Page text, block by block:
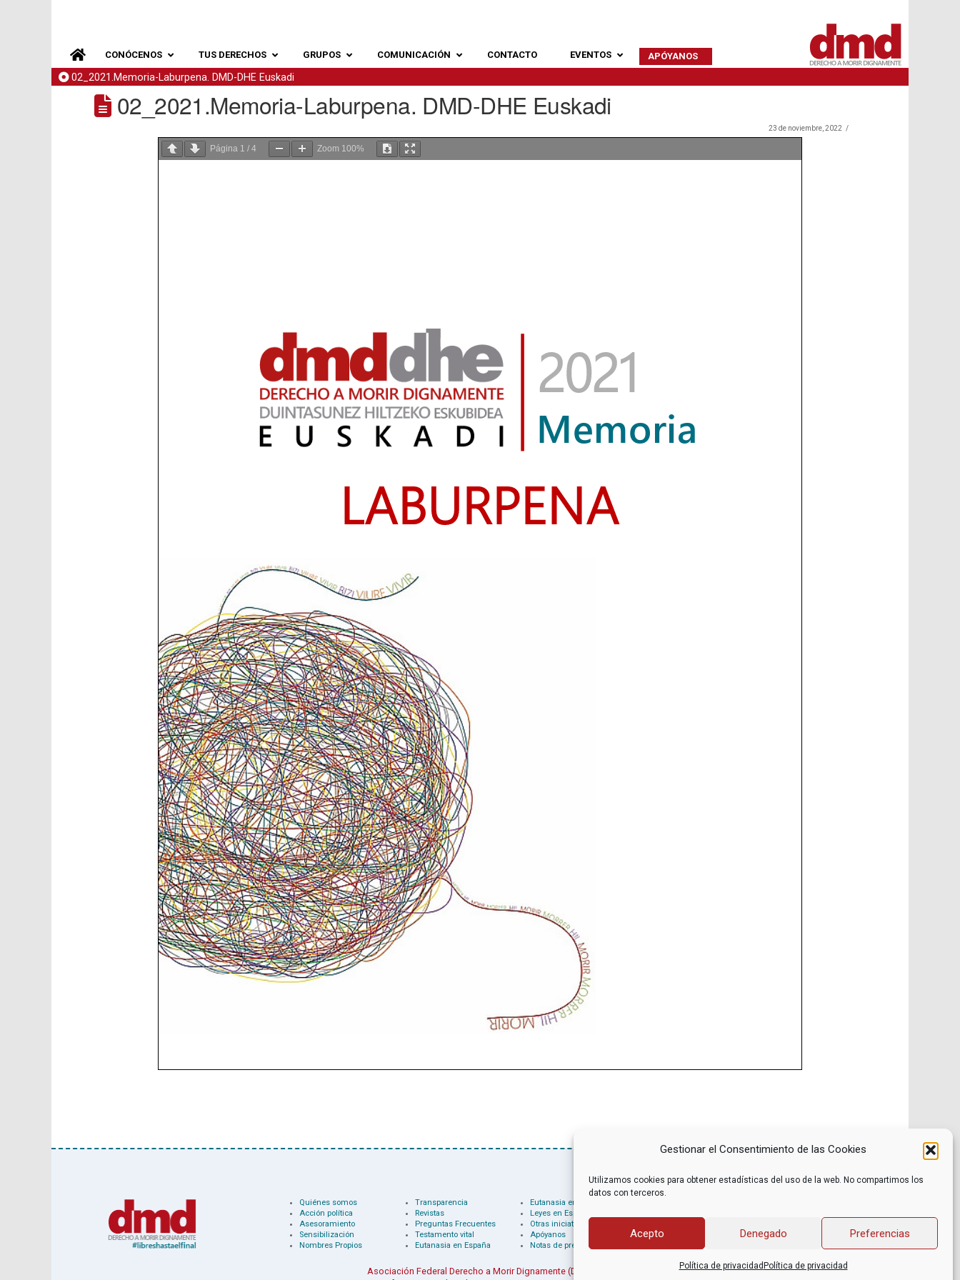
Gestionar el Consentimiento de las Cookies
Utilizamos cookies para obtener estadísticas del uso de la web. No compartimos los
datos con terceros.
Acepto Denegado Preferencias
Política de privacidad Política de privacidad
CONÓCENOS TUS DERECHOS GRUPOS COMUNICACIÓN CONTACTO EVENTOS APÓYANOS
02_2021.Memoria-Laburpena. DMD-DHE Euskadi
02_2021.Memoria-Laburpena. DMD-DHE Euskadi
23 de noviembre, 2022
Página 1 / 4 Zoom 100%
Quiénes somos
Acción política
Asesoramiento
Sensibilización
Nombres Propios
Transparencia
Revistas
Preguntas Frecuentes
Testamento vital
Eutanasia en España
Eutanasia en el mundo
Leyes en España
Otras iniciativas
Apóyanos
Notas de prensa
Libros recomendados
Películas recomendadas
Facebook
Asociación Federal Derecho a Morir Dignamente (DMD)